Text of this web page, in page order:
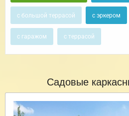
с большой террасой с эркером
с гаражом с террасой
Садовые